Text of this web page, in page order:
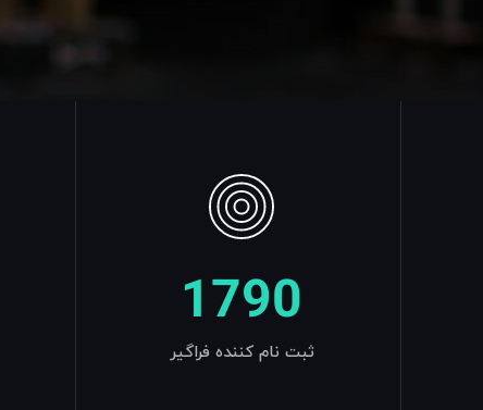
1790
ثبت نام کننده فراگیر